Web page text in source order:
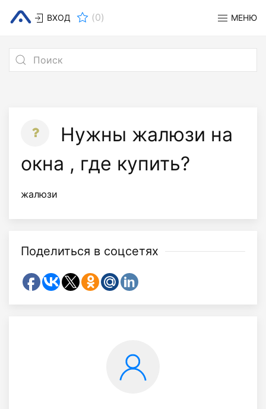
ВХОД (0) МЕНЮ
Нужны жалюзи на
окна , где купить?
жалюзи
Поделиться в соцсетях